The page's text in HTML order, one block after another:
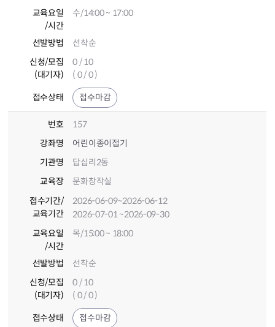
교육요일
/시간
수/14:00 ~ 17:00
선발방법
선착순
신청/모집
(대기자)
0 / 10
( 0 / 0 )
접수상태 접수마감
번호
157
강좌명
어린이종이접기
기관명
답십리2동
교육장
문화창작실
접수기간/
교육기간
2026-06-09~2026-06-12
2026-07-01~2026-09-30
교육요일
/시간
목/15:00 ~ 18:00
선발방법
선착순
신청/모집
(대기자)
0 / 10
( 0 / 0 )
접수상태 접수마감